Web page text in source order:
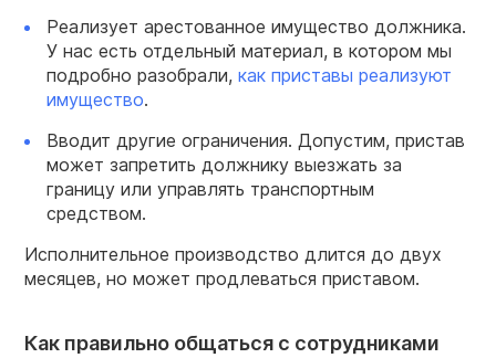
Реализует арестованное имущество должника.
У нас есть отдельный материал, в котором мы
подробно разобрали, как приставы реализуют
имущество.
Вводит другие ограничения. Допустим, пристав
может запретить должнику выезжать за
границу или управлять транспортным
средством.
Исполнительное производство длится до двух
месяцев, но может продлеваться приставом.
Как правильно общаться с сотрудниками